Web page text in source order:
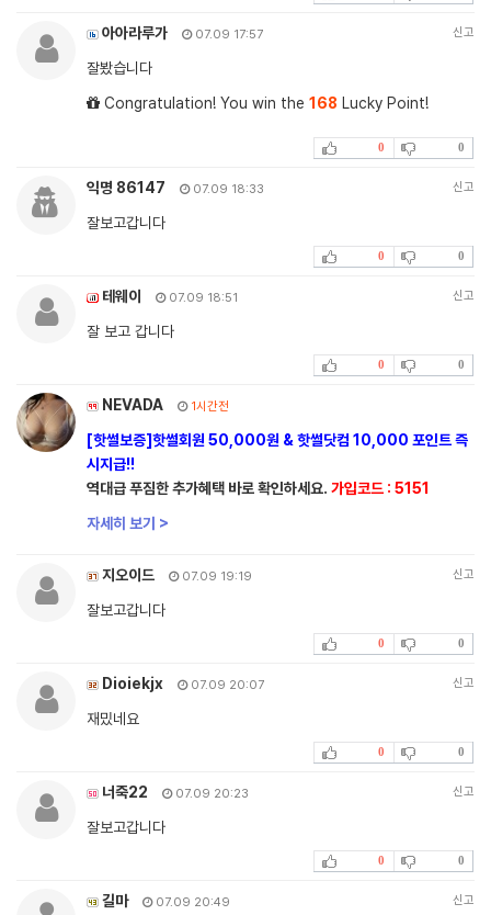
아아라루가 07.09 17:57 신고
잘봤습니다
Congratulation! You win the 168 Lucky Point!
0 0
익명 86147 07.09 18:33 신고
잘보고갑니다
0 0
테웨이 07.09 18:51 신고
잘 보고 갑니다
0 0
NEVADA 1시간전
[핫썰보증]핫썰회원 50,000원 & 핫썰닷컴 10,000 포인트 즉
시지급!!
역대급 푸짐한 추가혜택 바로 확인하세요. 가입코드 : 5151
자세히 보기 >
지오이드 07.09 19:19 신고
잘보고갑니다
0 0
Dioiekjx 07.09 20:07 신고
재밌네요
0 0
너죽22 07.09 20:23 신고
잘보고갑니다
0 0
길마 07.09 20:49 신고